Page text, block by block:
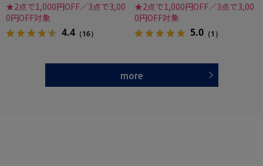
★2点で1,000円OFF／3点で3,00
0円OFF対象
4.4 （16）
★2点で1,000円OFF／3点で3,00
0円OFF対象
5.0 （1）
more